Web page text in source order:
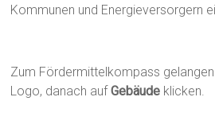
Kommunen und Energieversorgern
Zum Fördermittelkompass
Logo, danach aufGebäude klicken.